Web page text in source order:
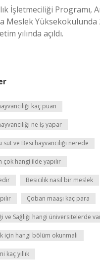
İşletmeciliği Programı,
Meslek Yüksekokulunda
yılında açıldı.
kaç puan
ne iş yapar
ve Besi hayvancılığı nerede
çok hangi ilde yapılır
Besicilik nasıl bir meslek
Çoban maaşı kaç para
ve Sağlığı hangi üniversitelerde
için hangi bölüm okunmalı
kaç yıllık